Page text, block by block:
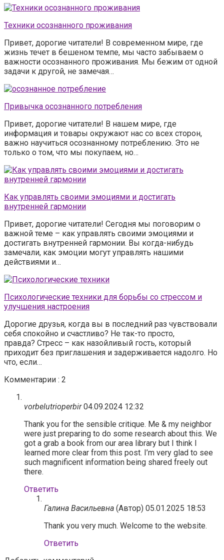
Техники осознанного проживания
Привет, дорогие читатели! В современном мире, где
жизнь течет в бешеном темпе, мы часто забываем о
важности осознанного проживания. Мы бежим от одной
задачи к другой, не замечая…
Привычка осознанного потребления
Привет, дорогие читатели! В нашем мире, где
информация и товары окружают нас со всех сторон,
важно научиться осознанному потреблению. Это не
только о том, что мы покупаем, но…
Как управлять своими эмоциями и достигать
внутренней гармонии
Привет, дорогие читатели! Сегодня мы поговорим о
важной теме – как управлять своими эмоциями и
достигать внутренней гармонии. Вы когда-нибудь
замечали, как эмоции могут управлять нашими
действиями и…
Психологические техники для борьбы со стрессом и
улучшения настроения
Дорогие друзья, когда вы в последний раз чувствовали
себя спокойно и счастливо? Не так-то просто,
правда? Стресс – как назойливый гость, который
приходит без приглашения и задерживается надолго. Но
что, если…
Комментарии : 2
vorbelutrioperbir 04.09.2024 12:32
Thank you for the sensible critique. Me & my neighbor
were just preparing to do some research about this. We
got a grab a book from our area library but I think I
learned more clear from this post. I’m very glad to see
such magnificent information being shared freely out
there.
Ответить
Галина Васильевна (Автор) 05.01.2025 18:53
Thank you very much. Welcome to the website.
Ответить